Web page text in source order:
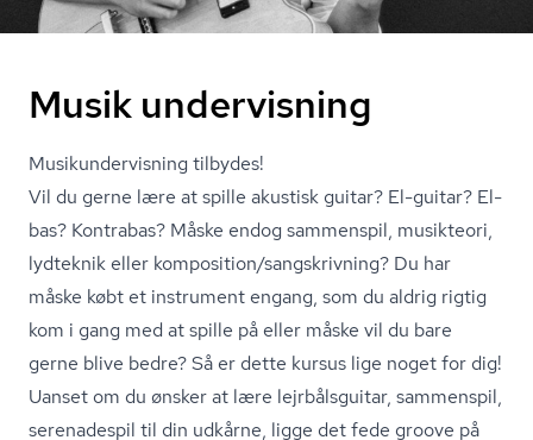
Musik undervisning
Mu­si­kun­der­vis­ning tilbydes!
Vil du gerne lære at spille akustisk guitar? El-guitar? El-
bas? Kontrabas? Måske endog sammenspil, musikteori,
lydteknik eller komposition/sangskrivning? Du har
måske købt et instrument engang, som du aldrig rigtig
kom i gang med at spille på eller måske vil du bare
gerne blive bedre? Så er dette kursus lige noget for dig!
Uanset om du ønsker at lære lejrbålsguitar, sammenspil,
serenadespil til din udkårne, ligge det fede groove på